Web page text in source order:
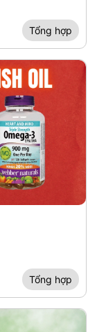
Tổng hợp
Tổng hợp